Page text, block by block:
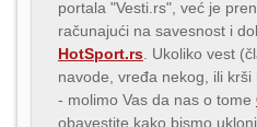
portala "Vesti.rs", već je
računajući na savesnost i
HotSport.rs . Ukoliko vest
navode, vređa nekog, ili
- molimo Vas da nas o tome
obavestite kako bismo